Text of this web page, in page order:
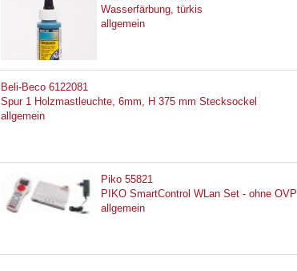
Wasserfärbung, türkis
allgemein
Beli-Beco 6122081
Spur 1 Holzmastleuchte, 6mm, H 375 mm Stecksockel
allgemein
Piko 55821
PIKO SmartControl WLan Set - ohne OVP
allgemein